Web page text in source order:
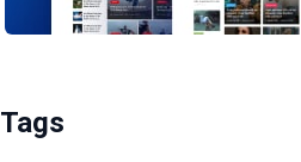
Tags